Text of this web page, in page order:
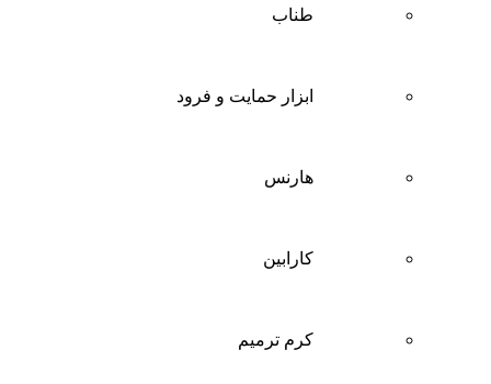
طناب
ابزار حمایت و فرود
هارنس
کارابین
کرم ترمیم